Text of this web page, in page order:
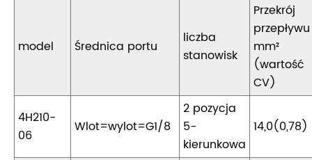
model Średnica portu
liczba
stanowisk
Przekrój
przepływu
mm²
(wartość
CV)
4H210-
06
Wlot=wylot=G1/8
2 pozycja
5-
kierunkowa
14,0(0,78)